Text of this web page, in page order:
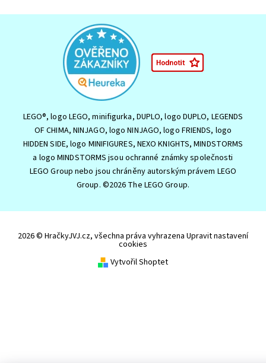
LEGO®, logo LEGO, minifigurka, DUPLO, logo DUPLO, LEGENDS
OF CHIMA, NINJAGO, logo NINJAGO, logo FRIENDS, logo
HIDDEN SIDE, logo MINIFIGURES, NEXO KNIGHTS, MINDSTORMS
a logo MINDSTORMS jsou ochranné známky společnosti
LEGO Group nebo jsou chráněny autorským právem LEGO
Group. ©2026 The LEGO Group.
2026 © HračkyJVJ.cz, všechna práva vyhrazena Upravit nastavení
cookies
Vytvořil Shoptet